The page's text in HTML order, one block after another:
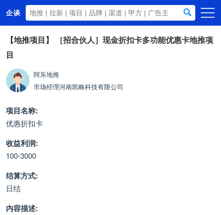
企谈
首页
商务资源
资讯动态
关于我们
【地推项目】
［招合伙人］现金折扣卡多功能优惠卡地推项
目
阿东地推
市场经理河南凯略科技有限公司
项目名称:
优惠折扣卡
收益利润:
100-3000
结算方式:
日结
内容描述: